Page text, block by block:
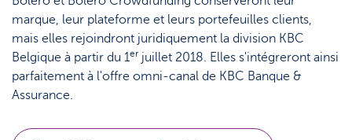
marque, leur plateforme et leurs portefeuilles clients,
mais elles rejoindront juridiquement la division KBC
Belgique à partir du 1er juillet 2018. Elles s'intégreront ainsi
parfaitement à l'offre omni-canal de KBC Banque &
Assurance.